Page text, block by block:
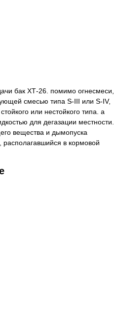
бак ХТ-26. помимо огнесмеси,
смесью типа S-III или S-IV,
или нестойкого типа. а
для дегазации местности.
вещества и дымопуска
располагавшийся в кормовой